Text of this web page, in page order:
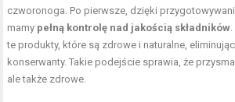
czworonoga. Po pierwsze, dzięki
mamy pełną kontrolę nad jakością składników
te produkty, które są zdrowe i naturalne,
konserwanty. Takie podejście sprawia, że
ale także zdrowe.